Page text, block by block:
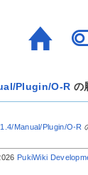
Plugin/O-R の
Manual/Plugin/O-R
PukiWiki